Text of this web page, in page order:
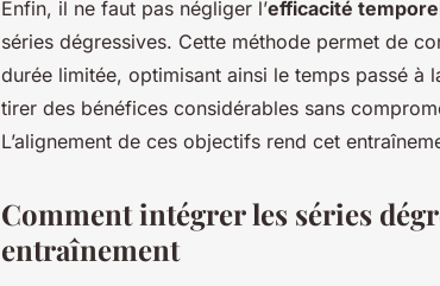
Enfin, il ne faut pas négliger l’efficacité
séries dégressives. Cette méthode permet de
durée limitée, optimisant ainsi le temps passé à
tirer des bénéfices considérables sans
L’alignement de ces objectifs rend cet
Comment intégrer les séries
entraînement